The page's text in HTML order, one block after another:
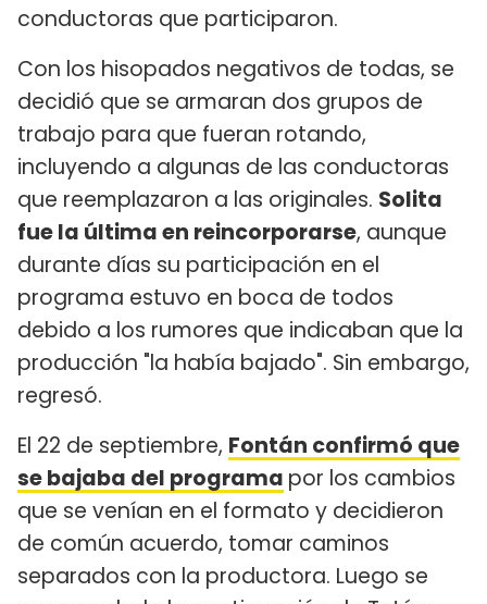
conductoras que participaron.
Con los hisopados negativos de todas, se
decidió que se armaran dos grupos de
trabajo para que fueran rotando,
incluyendo a algunas de las conductoras
que reemplazaron a las originales. Solita
fue la última en reincorporarse, aunque
durante días su participación en el
programa estuvo en boca de todos
debido a los rumores que indicaban que la
producción "la había bajado". Sin embargo,
regresó.
El 22 de septiembre, Fontán confirmó que
se bajaba del programa por los cambios
que se venían en el formato y decidieron
de común acuerdo, tomar caminos
separados con la productora. Luego se